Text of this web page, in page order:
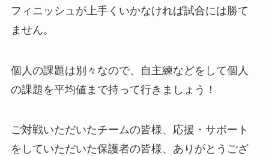
フィニッシュが上手くいかなければ試合には勝て
ません。
個人の課題は別々なので、自主練などをして個人
の課題を平均値まで持って行きましょう！
ご対戦いただいたチームの皆様、応援・サポート
をしていただいた保護者の皆様、ありがとうござ